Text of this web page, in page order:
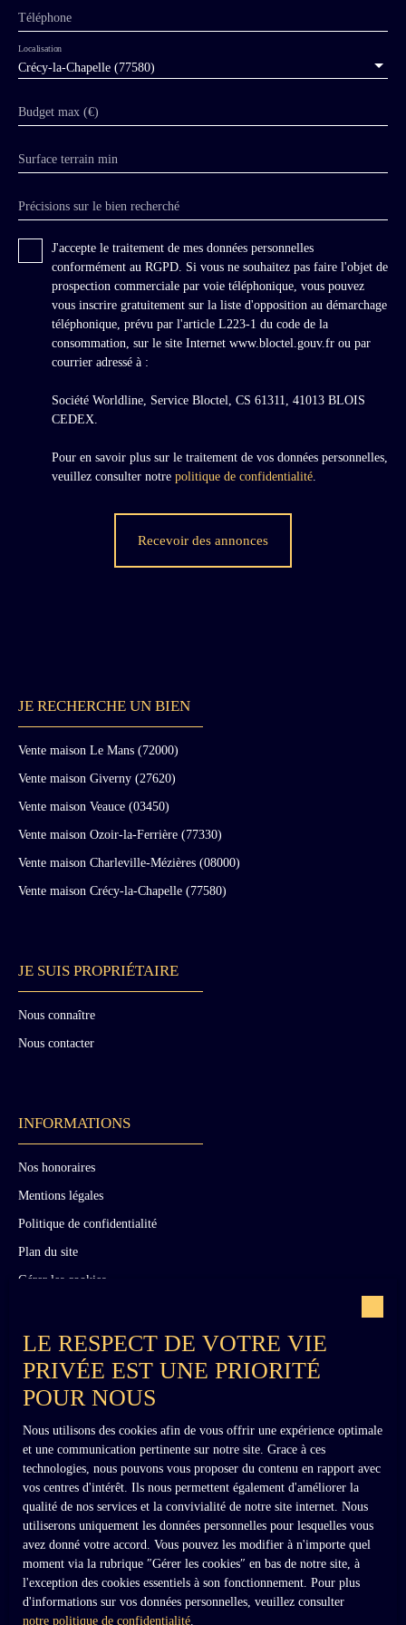
salle de restaurant, chambres froides et réserve
niveau, vestiaires, douches et WC. Un
coin cuisine, salle de bains et WC, situé sur le
demi-niveau du bâtiment principal, un accès
étage, 4 chambres. Au deuxième étage, 6
Deux caves. Une piscine couverte complétée
par des vestiaires avec toilettes, deux douches,
bâtiment moderne, 11 chambres d'environ
25m2. Une grande salle événementielle.
Vestiaires, WC, office tables évier. Un haras
privé loué face au château dans le parc. Le
fonds de commerce de l'actuel hôtel est
compris dans la vente. OPTIONS (uniquement
ouvertes pour l'acquéreur du château) : - 1 :
charmante à restaurer entièrement à l'arrière,
droits à construire permettant une extension à
Euros honoraires inclus (honoraires à la charge
du vendeur). - 2 : Une maison indépendante,
vendeur). Situation : - Dans un petit village de
Téléphone
Crécy-la-Chapelle (77580)
Localisation
Budget max (€)
Surface terrain min
Précisions sur le bien recherché
J'accepte le traitement de mes données personnelles
conformément au RGPD. Si vous ne souhaitez pas faire l'objet de
prospection commerciale par voie téléphonique, vous pouvez
vous inscrire gratuitement sur la liste d'opposition au démarchage
téléphonique, prévu par l'article L223-1 du code de la
consommation, sur le site Internet www.bloctel.gouv.fr ou par
courrier adressé à :
Société Worldline, Service Bloctel, CS 61311, 41013 BLOIS
CEDEX.
Pour en savoir plus sur le traitement de vos données personnelles,
veuillez consulter notre politique de confidentialité
Recevoir des annonces
JE RECHERCHE UN BIEN
Vente maison Le Mans (72000)
Vente maison Giverny (27620)
Vente maison Veauce (03450)
Vente maison Ozoir-la-Ferrière (77330)
Vente maison Charleville-Mézières (08000)
Vente maison Crécy-la-Chapelle (77580)
JE SUIS PROPRIÉTAIRE
Nous connaître
Nous contacter
INFORMATIONS
Nos honoraires
Mentions légales
Politique de confidentialité
Plan du site
Gérer les cookies
+33 (0)6 02 27 54 27
contact@dennielimmobilier.fr
LE RESPECT DE VOTRE VIE
PRIVÉE EST UNE PRIORITÉ
POUR NOUS
Nous utilisons des cookies afin de vous offrir une expérience optimale
et une communication pertinente sur notre site. Grace à ces
technologies, nous pouvons vous proposer du contenu en rapport avec
vos centres d'intérêt. Ils nous permettent également d'améliorer la
qualité de nos services et la convivialité de notre site internet. Nous
utiliserons uniquement les données personnelles pour lesquelles vous
avez donné votre accord. Vous pouvez les modifier à n'importe quel
moment via la rubrique ″Gérer les cookies″ en bas de notre site, à
l'exception des cookies essentiels à son fonctionnement. Pour plus
d'informations sur vos données personnelles, veuillez consulter
notre politique de confidentialité.